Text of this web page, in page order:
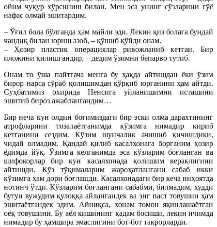
ойим чуқур хўрсиниш билан. Мен эса унинг сўзларини гўё
нафас олмай эшитардим.
– Ўғил бола бўлганда ҳам майли эди. Лекин қиз болага бундай
чандиқ билан юриш азоб, – қўшиб қўй­ди онам.
– Ҳозир пластик операциялар ривожланиб кетган. Бир
иложини қилишгандир, – дедим ўзимни бепарво тутиб.
Онам то ўша пайтгача менга бу ҳақда айтишдан ёки ўзим
бирор нарса сўраб қолишимдан қўрқиб юрганини ҳам айтди.
Суҳбатимиз охирида Ненсига уйланишимни исташини
эшитиб бироз ажаблангандим…
Бир неча кун олдин боғимиздаги бир эски олма дарахтининг
атрофларини тозалаётганимда кўзимга нимадир кириб
кетганини сездим. Кўзим шунчалик ачишиб қичишдики,
чидай олмадим. Қандай қилиб касалхонага борганим ҳозир
ёдимда йўқ. Ўзимга келганимда эса кўзларим боғланган ва
шифокорлар бир кун касалхонада қолишим кераклигини
айтишди. Кўз тўқималарим жароҳатлангани сабаб икки
кўзимга ҳам дори боғлашди. Касалхонадаги бир кеча ниҳоятда
нотинч ўтди. Кўзларим боғлангани сабабми, билмадим, худди
бутун вужудим қулоққа айлангандек ва энг паст товушни ҳам
эшитаётгандек эдим. Айниқса, хонам томон яқинлашаётган
оёқ товушини. Бу аёл кишининг қадам босиши, лекин ичимда
нимадир бу ҳамшира эмаслигини бот-бот такрорларди.